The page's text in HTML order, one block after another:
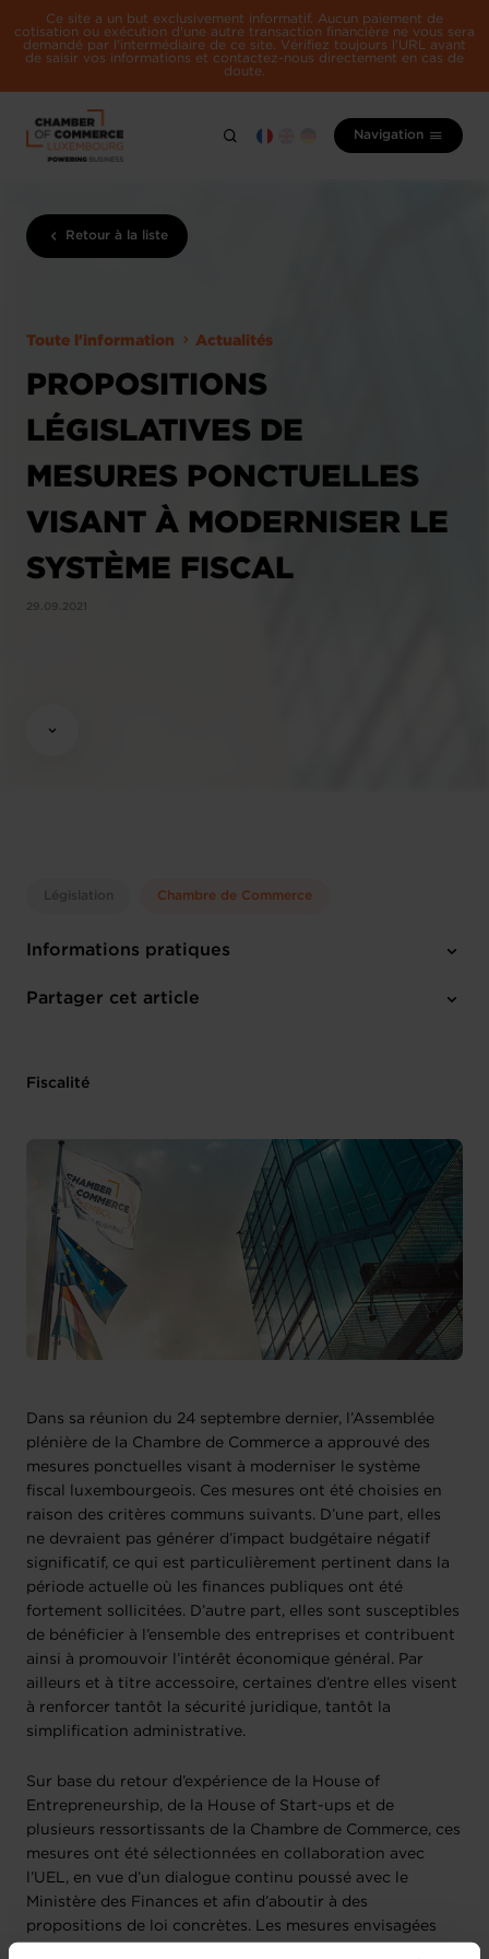
Ce site a un but exclusivement informatif. Aucun paiement de
cotisation ou exécution d'une autre transaction financière ne vous sera
demandé par l'intermédiaire de ce site. Vérifiez toujours l'URL avant
de saisir vos informations et contactez-nous directement en cas de
doute.
Navigation
Retour à la liste
Toute l'information Actualités
PROPOSITIONS
LÉGISLATIVES DE
MESURES PONCTUELLES
VISANT À MODERNISER LE
SYSTÈME FISCAL
29.09.2021
Législation Chambre de Commerce
Informations pratiques
Partager cet article
Fiscalité
Dans sa réunion du 24 septembre dernier, l’Assemblée
plénière de la Chambre de Commerce a approuvé des
mesures ponctuelles visant à moderniser le système
fiscal luxembourgeois. Ces mesures ont été choisies en
raison des critères communs suivants. D’une part, elles
ne devraient pas générer d’impact budgétaire négatif
significatif, ce qui est particulièrement pertinent dans la
période actuelle où les finances publiques ont été
fortement sollicitées. D’autre part, elles sont susceptibles
de bénéficier à l’ensemble des entreprises et contribuent
ainsi à promouvoir l’intérêt économique général. Par
ailleurs et à titre accessoire, certaines d’entre elles visent
à renforcer tantôt la sécurité juridique, tantôt la
simplification administrative.
Sur base du retour d’expérience de la House of
Entrepreneurship, de la House of Start-ups et de
plusieurs ressortissants de la Chambre de Commerce, ces
mesures ont été sélectionnées en collaboration avec
l’UEL, en vue d’un dialogue continu poussé avec le
Ministère des Finances et afin d’aboutir à des
propositions de loi concrètes. Les mesures envisagées